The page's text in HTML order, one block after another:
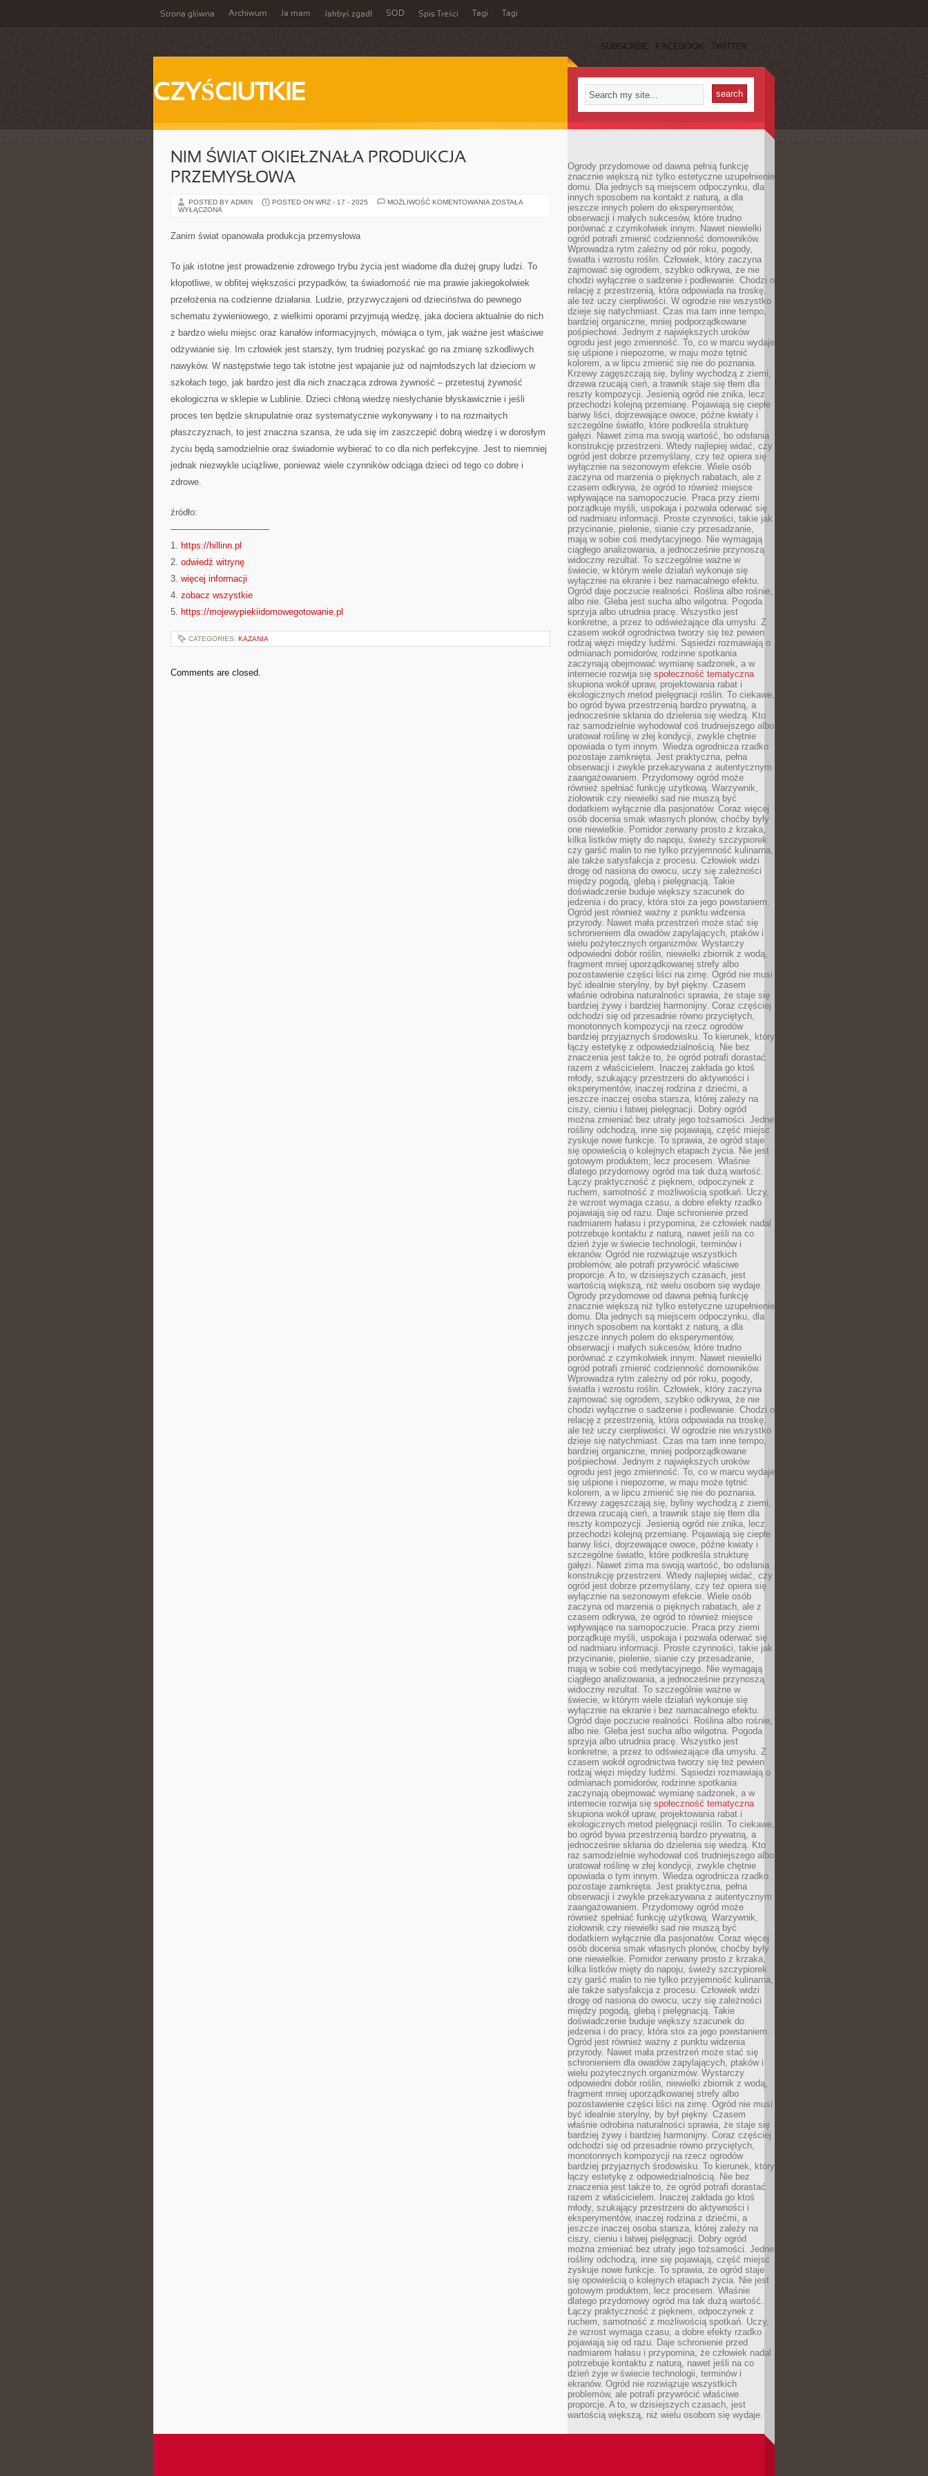
Strona główna Archiwum Ja mam Jakbyś zgadł SOD Spis Treści Tagi Tagi
SUBSCRIBE FACEBOOK TWITTER
CZYŚCIUTKIE
NIM ŚWIAT OKIEŁZNAŁA PRODUKCJA
PRZEMYSŁOWA
POSTED BY ADMIN POSTED ON WRZ - 17 - 2025 MOŻLIWOŚĆ KOMENTOWANIA NIM
ZOSTAŁA
WYŁĄCZONA
Zanim świat opanowała produkcja przemysłowa
To jak istotne jest prowadzenie zdrowego trybu życia jest wiadome dla dużej grupy ludzi. To
kłopotliwe, w obfitej większości przypadków, ta świadomość nie ma prawie jakiegokolwiek
przełożenia na codzienne działania. Ludzie, przyzwyczajeni od dzieciństwa do pewnego
schematu żywieniowego, z wielkimi oporami przyjmują wiedzę, jaka dociera aktualnie do nich
z bardzo wielu miejsc oraz kanałów informacyjnych, mówiąca o tym, jak ważne jest właściwe
odżywianie się. Im człowiek jest starszy, tym trudniej pozyskać go na zmianę szkodliwych
nawyków. W następstwie tego tak istotne jest wpajanie już od najmłodszych lat dzieciom w
szkołach tego, jak bardzo jest dla nich znacząca zdrowa żywność – przetestuj żywność
ekologiczna w sklepie w Lublinie. Dzieci chłoną wiedzę niesłychanie błyskawicznie i jeśli
proces ten będzie skrupulatnie oraz systematycznie wykonywany i to na rozmaitych
płaszczyznach, to jest znaczna szansa, że uda się im zaszczepić dobrą wiedzę i w dorosłym
życiu będą samodzielnie oraz świadomie wybierać to co dla nich perfekcyjne. Jest to niemniej
jednak niezwykle uciążliwe, ponieważ wiele czynników odciąga dzieci od tego co dobre i
zdrowe.
źródło:
———————————
1. https://hillinn.pl
2. odwiedź witrynę
3. więcej informacji
4. zobacz wszystkie
5. https://mojewypiekiidomowegotowanie.pl
CATEGORIES: KAZANIA
Comments are closed.
Ogrody przydomowe od dawna pełnią funkcję
znacznie większą niż tylko estetyczne uzupełnienie
domu. Dla jednych są miejscem odpoczynku, dla
innych sposobem na kontakt z naturą, a dla
jeszcze innych polem do eksperymentów,
obserwacji i małych sukcesów, które trudno
porównać z czymkolwiek innym. Nawet niewielki
ogród potrafi zmienić codzienność domowników.
Wprowadza rytm zależny od pór roku, pogody,
światła i wzrostu roślin. Człowiek, który zaczyna
zajmować się ogrodem, szybko odkrywa, że nie
chodzi wyłącznie o sadzenie i podlewanie. Chodzi o
relację z przestrzenią, która odpowiada na troskę,
ale też uczy cierpliwości. W ogrodzie nie wszystko
dzieje się natychmiast. Czas ma tam inne tempo,
bardziej organiczne, mniej podporządkowane
pośpiechowi. Jednym z największych uroków
ogrodu jest jego zmienność. To, co w marcu wydaje
się uśpione i niepozorne, w maju może tętnić
kolorem, a w lipcu zmienić się nie do poznania.
Krzewy zagęszczają się, byliny wychodzą z ziemi,
drzewa rzucają cień, a trawnik staje się tłem dla
reszty kompozycji. Jesienią ogród nie znika, lecz
przechodzi kolejną przemianę. Pojawiają się ciepłe
barwy liści, dojrzewające owoce, późne kwiaty i
szczególne światło, które podkreśla strukturę
gałęzi. Nawet zima ma swoją wartość, bo odsłania
konstrukcję przestrzeni. Wtedy najlepiej widać, czy
ogród jest dobrze przemyślany, czy też opiera się
wyłącznie na sezonowym efekcie. Wiele osób
zaczyna od marzenia o pięknych rabatach, ale z
czasem odkrywa, że ogród to również miejsce
wpływające na samopoczucie. Praca przy ziemi
porządkuje myśli, uspokaja i pozwala oderwać się
od nadmiaru informacji. Proste czynności, takie jak
przycinanie, pielenie, sianie czy przesadzanie,
mają w sobie coś medytacyjnego. Nie wymagają
ciągłego analizowania, a jednocześnie przynoszą
widoczny rezultat. To szczególnie ważne w
świecie, w którym wiele działań wykonuje się
wyłącznie na ekranie i bez namacalnego efektu.
Ogród daje poczucie realności. Roślina albo rośnie,
albo nie. Gleba jest sucha albo wilgotna. Pogoda
sprzyja albo utrudnia pracę. Wszystko jest
konkretne, a przez to odświeżające dla umysłu. Z
czasem wokół ogrodnictwa tworzy się też pewien
rodzaj więzi między ludźmi. Sąsiedzi rozmawiają o
odmianach pomidorów, rodzinne spotkania
zaczynają obejmować wymianę sadzonek, a w
internecie rozwija się społeczność tematyczna
skupiona wokół upraw, projektowania rabat i
ekologicznych metod pielęgnacji roślin. To ciekawe,
bo ogród bywa przestrzenią bardzo prywatną, a
jednocześnie skłania do dzielenia się wiedzą. Kto
raz samodzielnie wyhodował coś trudniejszego albo
uratował roślinę w złej kondycji, zwykle chętnie
opowiada o tym innym. Wiedza ogrodnicza rzadko
pozostaje zamknięta. Jest praktyczna, pełna
obserwacji i zwykle przekazywana z autentycznym
zaangażowaniem. Przydomowy ogród może
również spełniać funkcję użytkową. Warzywnik,
ziołownik czy niewielki sad nie muszą być
dodatkiem wyłącznie dla pasjonatów. Coraz więcej
osób docenia smak własnych plonów, choćby były
one niewielkie. Pomidor zerwany prosto z krzaka,
kilka listków mięty do napoju, świeży szczypiorek
czy garść malin to nie tylko przyjemność kulinarna,
ale także satysfakcja z procesu. Człowiek widzi
drogę od nasiona do owocu, uczy się zależności
między pogodą, glebą i pielęgnacją. Takie
doświadczenie buduje większy szacunek do
jedzenia i do pracy, która stoi za jego powstaniem.
Ogród jest również ważny z punktu widzenia
przyrody. Nawet mała przestrzeń może stać się
schronieniem dla owadów zapylających, ptaków i
wielu pożytecznych organizmów. Wystarczy
odpowiedni dobór roślin, niewielki zbiornik z wodą,
fragment mniej uporządkowanej strefy albo
pozostawienie części liści na zimę. Ogród nie musi
być idealnie sterylny, by był piękny. Czasem
właśnie odrobina naturalności sprawia, że staje się
bardziej żywy i bardziej harmonijny. Coraz częściej
odchodzi się od przesadnie równo przyciętych,
monotonnych kompozycji na rzecz ogrodów
bardziej przyjaznych środowisku. To kierunek, który
łączy estetykę z odpowiedzialnością. Nie bez
znaczenia jest także to, że ogród potrafi dorastać
razem z właścicielem. Inaczej zakłada go ktoś
młody, szukający przestrzeni do aktywności i
eksperymentów, inaczej rodzina z dziećmi, a
jeszcze inaczej osoba starsza, której zależy na
ciszy, cieniu i łatwej pielęgnacji. Dobry ogród
można zmieniać bez utraty jego tożsamości. Jedne
rośliny odchodzą, inne się pojawiają, część miejsc
zyskuje nowe funkcje. To sprawia, że ogród staje
się opowieścią o kolejnych etapach życia. Nie jest
gotowym produktem, lecz procesem. Właśnie
dlatego przydomowy ogród ma tak dużą wartość.
Łączy praktyczność z pięknem, odpoczynek z
ruchem, samotność z możliwością spotkań. Uczy,
że wzrost wymaga czasu, a dobre efekty rzadko
pojawiają się od razu. Daje schronienie przed
nadmiarem hałasu i przypomina, że człowiek nadal
potrzebuje kontaktu z naturą, nawet jeśli na co
dzień żyje w świecie technologii, terminów i
ekranów. Ogród nie rozwiązuje wszystkich
problemów, ale potrafi przywrócić właściwe
proporcje. A to, w dzisiejszych czasach, jest
wartością większą, niż wielu osobom się wydaje.
Ogrody przydomowe od dawna pełnią funkcję
znacznie większą niż tylko estetyczne uzupełnienie
domu. Dla jednych są miejscem odpoczynku, dla
innych sposobem na kontakt z naturą, a dla
jeszcze innych polem do eksperymentów,
obserwacji i małych sukcesów, które trudno
porównać z czymkolwiek innym. Nawet niewielki
ogród potrafi zmienić codzienność domowników.
Wprowadza rytm zależny od pór roku, pogody,
światła i wzrostu roślin. Człowiek, który zaczyna
zajmować się ogrodem, szybko odkrywa, że nie
chodzi wyłącznie o sadzenie i podlewanie. Chodzi o
relację z przestrzenią, która odpowiada na troskę,
ale też uczy cierpliwości. W ogrodzie nie wszystko
dzieje się natychmiast. Czas ma tam inne tempo,
bardziej organiczne, mniej podporządkowane
pośpiechowi. Jednym z największych uroków
ogrodu jest jego zmienność. To, co w marcu wydaje
się uśpione i niepozorne, w maju może tętnić
kolorem, a w lipcu zmienić się nie do poznania.
Krzewy zagęszczają się, byliny wychodzą z ziemi,
drzewa rzucają cień, a trawnik staje się tłem dla
reszty kompozycji. Jesienią ogród nie znika, lecz
przechodzi kolejną przemianę. Pojawiają się ciepłe
barwy liści, dojrzewające owoce, późne kwiaty i
szczególne światło, które podkreśla strukturę
gałęzi. Nawet zima ma swoją wartość, bo odsłania
konstrukcję przestrzeni. Wtedy najlepiej widać, czy
ogród jest dobrze przemyślany, czy też opiera się
wyłącznie na sezonowym efekcie. Wiele osób
zaczyna od marzenia o pięknych rabatach, ale z
czasem odkrywa, że ogród to również miejsce
wpływające na samopoczucie. Praca przy ziemi
porządkuje myśli, uspokaja i pozwala oderwać się
od nadmiaru informacji. Proste czynności, takie jak
przycinanie, pielenie, sianie czy przesadzanie,
mają w sobie coś medytacyjnego. Nie wymagają
ciągłego analizowania, a jednocześnie przynoszą
widoczny rezultat. To szczególnie ważne w
świecie, w którym wiele działań wykonuje się
wyłącznie na ekranie i bez namacalnego efektu.
Ogród daje poczucie realności. Roślina albo rośnie,
albo nie. Gleba jest sucha albo wilgotna. Pogoda
sprzyja albo utrudnia pracę. Wszystko jest
konkretne, a przez to odświeżające dla umysłu. Z
czasem wokół ogrodnictwa tworzy się też pewien
rodzaj więzi między ludźmi. Sąsiedzi rozmawiają o
odmianach pomidorów, rodzinne spotkania
zaczynają obejmować wymianę sadzonek, a w
internecie rozwija się społeczność tematyczna
skupiona wokół upraw, projektowania rabat i
ekologicznych metod pielęgnacji roślin. To ciekawe,
bo ogród bywa przestrzenią bardzo prywatną, a
jednocześnie skłania do dzielenia się wiedzą. Kto
raz samodzielnie wyhodował coś trudniejszego albo
uratował roślinę w złej kondycji, zwykle chętnie
opowiada o tym innym. Wiedza ogrodnicza rzadko
pozostaje zamknięta. Jest praktyczna, pełna
obserwacji i zwykle przekazywana z autentycznym
zaangażowaniem. Przydomowy ogród może
również spełniać funkcję użytkową. Warzywnik,
ziołownik czy niewielki sad nie muszą być
dodatkiem wyłącznie dla pasjonatów. Coraz więcej
osób docenia smak własnych plonów, choćby były
one niewielkie. Pomidor zerwany prosto z krzaka,
kilka listków mięty do napoju, świeży szczypiorek
czy garść malin to nie tylko przyjemność kulinarna,
ale także satysfakcja z procesu. Człowiek widzi
drogę od nasiona do owocu, uczy się zależności
między pogodą, glebą i pielęgnacją. Takie
doświadczenie buduje większy szacunek do
jedzenia i do pracy, która stoi za jego powstaniem.
Ogród jest również ważny z punktu widzenia
przyrody. Nawet mała przestrzeń może stać się
schronieniem dla owadów zapylających, ptaków i
wielu pożytecznych organizmów. Wystarczy
odpowiedni dobór roślin, niewielki zbiornik z wodą,
fragment mniej uporządkowanej strefy albo
pozostawienie części liści na zimę. Ogród nie musi
być idealnie sterylny, by był piękny. Czasem
właśnie odrobina naturalności sprawia, że staje się
bardziej żywy i bardziej harmonijny. Coraz częściej
odchodzi się od przesadnie równo przyciętych,
monotonnych kompozycji na rzecz ogrodów
bardziej przyjaznych środowisku. To kierunek, który
łączy estetykę z odpowiedzialnością. Nie bez
znaczenia jest także to, że ogród potrafi dorastać
razem z właścicielem. Inaczej zakłada go ktoś
młody, szukający przestrzeni do aktywności i
eksperymentów, inaczej rodzina z dziećmi, a
jeszcze inaczej osoba starsza, której zależy na
ciszy, cieniu i łatwej pielęgnacji. Dobry ogród
można zmieniać bez utraty jego tożsamości. Jedne
rośliny odchodzą, inne się pojawiają, część miejsc
zyskuje nowe funkcje. To sprawia, że ogród staje
się opowieścią o kolejnych etapach życia. Nie jest
gotowym produktem, lecz procesem. Właśnie
dlatego przydomowy ogród ma tak dużą wartość.
Łączy praktyczność z pięknem, odpoczynek z
ruchem, samotność z możliwością spotkań. Uczy,
że wzrost wymaga czasu, a dobre efekty rzadko
pojawiają się od razu. Daje schronienie przed
nadmiarem hałasu i przypomina, że człowiek nadal
potrzebuje kontaktu z naturą, nawet jeśli na co
dzień żyje w świecie technologii, terminów i
ekranów. Ogród nie rozwiązuje wszystkich
problemów, ale potrafi przywrócić właściwe
proporcje. A to, w dzisiejszych czasach, jest
wartością większą, niż wielu osobom się wydaje.